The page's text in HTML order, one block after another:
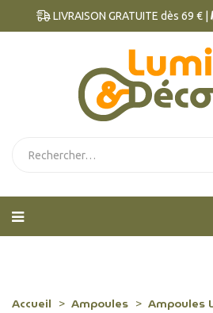
LIVRAISON GRATUITE dès 69 € |
Accueil Ampoules
Ampoules